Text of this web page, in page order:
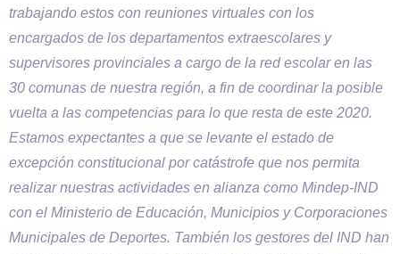
trabajando estos con reuniones virtuales con los
encargados de los departamentos extraescolares y
supervisores provinciales a cargo de la red escolar en las
30 comunas de nuestra región, a fin de coordinar la posible
vuelta a las competencias para lo que resta de este 2020.
Estamos expectantes a que se levante el estado de
excepción constitucional por catástrofe que nos permita
realizar nuestras actividades en alianza como Mindep-IND
con el Ministerio de Educación, Municipios y Corporaciones
Municipales de Deportes. También los gestores del IND han